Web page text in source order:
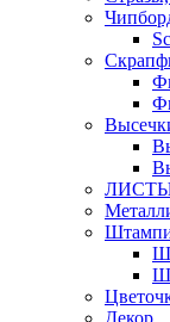
Декор